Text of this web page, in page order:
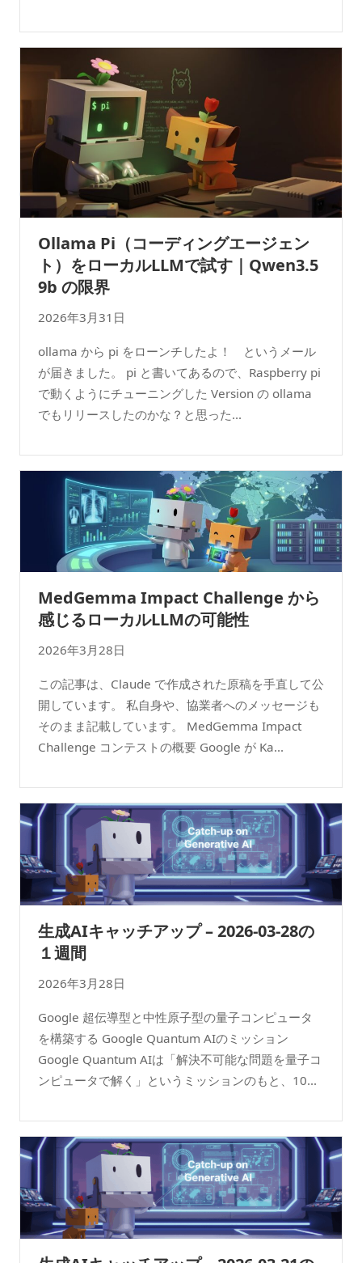
Ollama Pi（コーディングエージェン
ト）をローカルLLMで試す｜Qwen3.5
9b の限界
2026年3月31日
ollama から pi をローンチしたよ！ というメール
が届きました。 pi と書いてあるので、Raspberry pi
で動くようにチューニングした Version の ollama
でもリリースしたのかな？と思った...
MedGemma Impact Challenge から
感じるローカルLLMの可能性
2026年3月28日
この記事は、Claude で作成された原稿を手直して公
開しています。 私自身や、協業者へのメッセージも
そのまま記載しています。 MedGemma Impact
Challenge コンテストの概要 Google が Ka...
生成AIキャッチアップ – 2026-03-28の
１週間
2026年3月28日
Google 超伝導型と中性原子型の量子コンピュータ
を構築する Google Quantum AIのミッション
Google Quantum AIは「解決不可能な問題を量子コ
ンピュータで解く」というミッションのもと、10...